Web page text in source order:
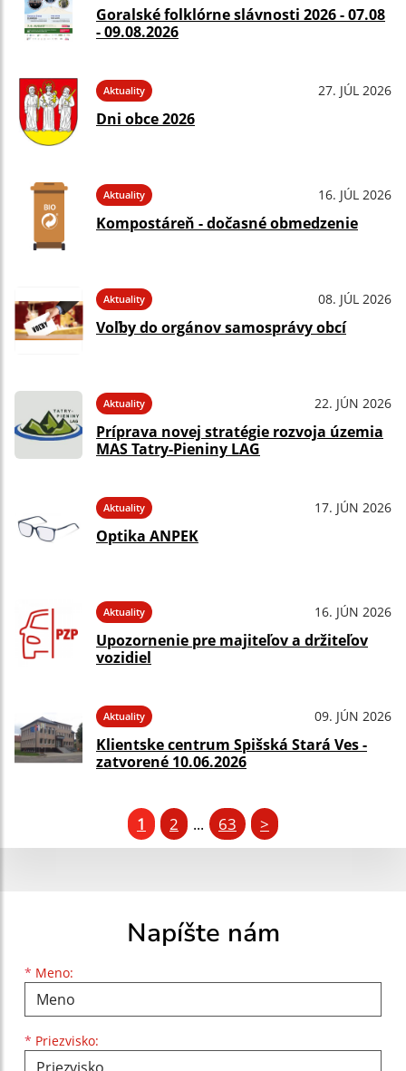
Goralské folklórne slávnosti 2026 - 07.08
- 09.08.2026
Aktuality 27. JÚL 2026
Dni obce 2026
Aktuality 16. JÚL 2026
Kompostáreň - dočasné obmedzenie
Aktuality 08. JÚL 2026
Voľby do orgánov samosprávy obcí
Aktuality 22. JÚN 2026
Príprava novej stratégie rozvoja územia
MAS Tatry-Pieniny LAG
Aktuality 17. JÚN 2026
Optika ANPEK
Aktuality 16. JÚN 2026
Upozornenie pre majiteľov a držiteľov
vozidiel
Aktuality 09. JÚN 2026
Klientske centrum Spišská Stará Ves -
zatvorené 10.06.2026
1 2 ... 63 >
Napíšte nám
* Meno:
Meno
* Priezvisko:
Priezvisko
E-mailová adresa